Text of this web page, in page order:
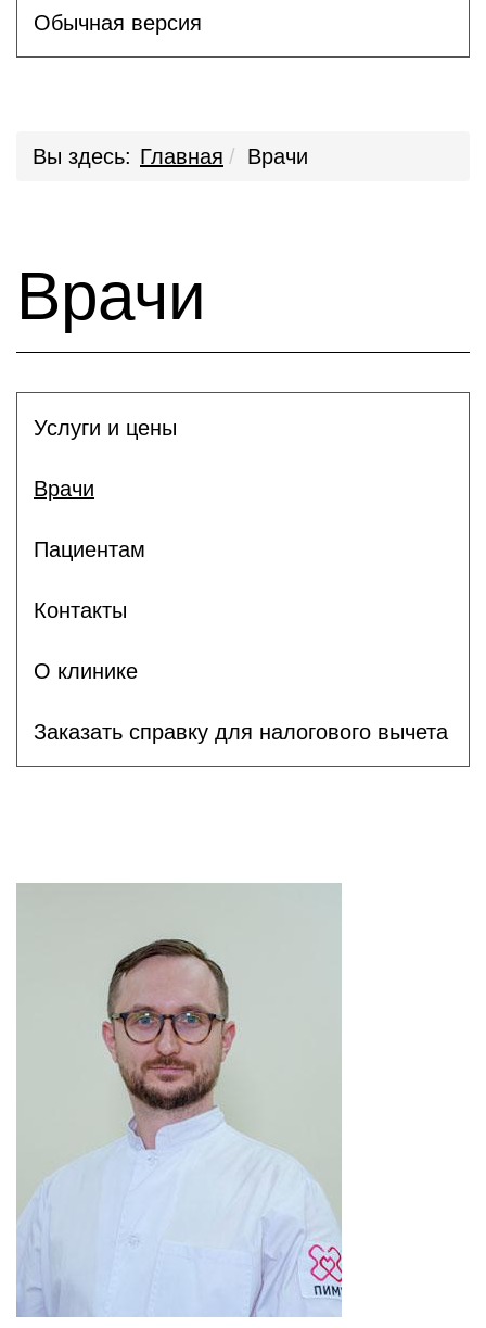
Обычная версия
Вы здесь: Главная Врачи
Врачи
Услуги и цены
Врачи
Пациентам
Контакты
О клинике
Заказать справку для налогового вычета